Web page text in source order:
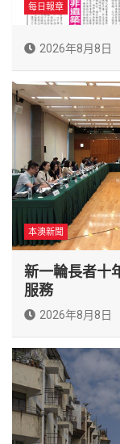
每日報章
2026年8月8日
本澳新聞
新一輪長者十
服務
2026年8月8日